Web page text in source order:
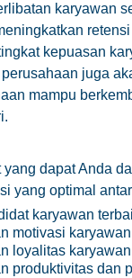
karyawan
kepuasan
juga
mampu
yang dapat Anda
yang optimal
karyawan
motivasi
loyalitas karyawan
produktivitas dan